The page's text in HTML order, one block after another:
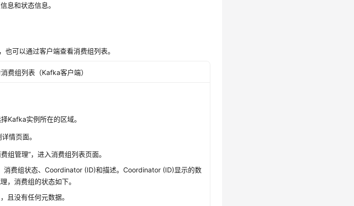
息和状态信息。
可以通过客户端查看消费组列表。
费组列表（Kafka客户端）
Kafka实例所在的区域。
情页面。
组管理”，进入消费组列表页面。
消费组状态、Coordinator (ID)和描述。Coordinator (ID)显示的数
，消费组的状态如下。
且没有任何元数据。